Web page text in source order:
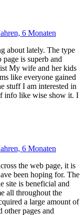
6 Monaten
about lately. The type
is superb and
My wife and her kids
like everyone gained
stuff I am interested in
info like wise show it. I
6 Monaten
the web page, it is
been hoping for. The
site is beneficial and
all throughout the
a large amount of
other pages and